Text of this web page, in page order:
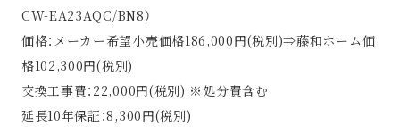
CW-EA23AQC/BN8）
価格：メーカー希望小売価格186,000円(税別)⇒藤和ホーム価
格102,300円(税別)
交換工事費：22,000円(税別) ※処分費含む
延長10年保証：8,300円(税別)